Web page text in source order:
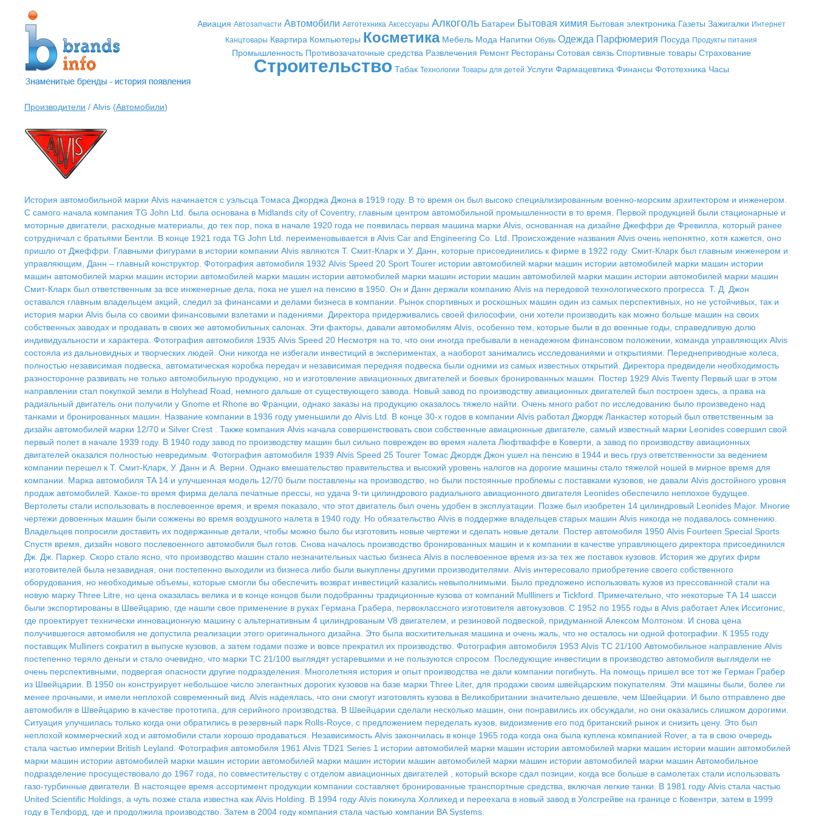
Авиация Автозапчасти Автомобили Автотехника Аксессуары Алкоголь Батареи Бытовая химия Бытовая электроника Газеты Зажигалки Интернет
Канцтовары Квартира Компьютеры Косметика Мебель Мода Напитки Обувь Одежда Парфюмерия Посуда Продукты питания
Промышленность Противозачаточные средства Развлечения Ремонт Рестораны Сотовая связь Спортивные товары Страхование
Строительство Табак Технологии Товары для детей Услуги Фармацевтика Финансы Фототехника Часы
Производители / Alvis (Автомобили)
История автомобильной марки Alvis начинается с уэльсца Томаса Джорджа Джона в 1919 году. В то время он был высоко специализированным военно-морским архитектором и инженером.
С самого начала компания TG John Ltd. была основана в Midlands city of Coventry, главным центром автомобильной промышленности в то время. Первой продукцией были стационарные и
моторные двигатели, расходные материалы, до тех пор, пока в начале 1920 года не появилась первая машина марки Alvis, основанная на дизайне Джеффри де Фревилла, который ранее
сотрудничал с братьями Бентли. В конце 1921 года TG John Ltd. переименовывается в Alvis Car and Engineering Co. Ltd. Происхождение названия Alvis очень непонятно, хотя кажется, оно
пришло от Джеффри. Главными фигурами в истории компании Alvis являются Т. Смит-Кларк и У. Данн, которые присоединились к фирме в 1922 году. Смит-Кларк был главным инженером и
управляющим, Данн – главный конструктор. Фотография автомобиля 1932 Alvis Speed 20 Sport Tourer истории автомобилей марки машин истории автомобилей марки машин истории
машин автомобилей марки машин истории автомобилей марки машин истории автомобилей марки машин истории машин автомобилей марки машин истории автомобилей марки машин
Смит-Кларк был ответственным за все инженерные дела, пока не ушел на пенсию в 1950. Он и Данн держали компанию Alvis на передовой технологического прогресса. Т. Д. Джон
оставался главным владельцем акций, следил за финансами и делами бизнеса в компании. Рынок спортивных и роскошных машин один из самых перспективных, но не устойчивых, так и
история марки Alvis была со своими финансовыми взлетами и падениями. Директора придерживались своей философии, они хотели производить как можно больше машин на своих
собственных заводах и продавать в своих же автомобильных салонах. Эти факторы, давали автомобилям Alvis, особенно тем, которые были в до военные годы, справедливую долю
индивидуальности и характера. Фотография автомобиля 1935 Alvis Speed 20 Несмотря на то, что они иногда пребывали в ненадежном финансовом положении, команда управляющих Alvis
состояла из дальновидных и творческих людей. Они никогда не избегали инвестиций в экспериментах, а наоборот занимались исследованиями и открытиями. Переднеприводные колеса,
полностью независимая подвеска, автоматическая коробка передач и независимая передняя подвеска были одними из самых известных открытий. Директора предвидели необходимость
разносторонне развивать не только автомобильную продукцию, но и изготовление авиационных двигателей и боевых бронированных машин. Постер 1929 Alvis Twenty Первый шаг в этом
направлении стал покупкой земли в Holyhead Road, немного дальше от существующего завода. Новый завод по производству авиационных двигателей был построен здесь, а права на
радиальный двигатель они получили у Gnome et Rhone во Франции, однако заказы на продукцию оказалось тяжело найти. Очень много работ по исследованию было произведено над
танками и бронированных машин. Название компании в 1936 году уменьшили до Alvis Ltd. В конце 30-х годов в компании Alvis работал Джордж Ланкастер который был ответственным за
дизайн автомобилей марки 12/70 и Silver Crest . Также компания Alvis начала совершенствовать свои собственные авиационные двигателе, самый известный марки Leonides совершил свой
первый полет в начале 1939 году. В 1940 году завод по производству машин был сильно поврежден во время налета Люфтваффе в Коверти, а завод по производству авиационных
двигателей оказался полностью невредимым. Фотография автомобиля 1939 Alvis Speed 25 Tourer Томас Джордж Джон ушел на пенсию в 1944 и весь груз ответственности за ведением
компании перешел к Т. Смит-Кларк, У. Данн и А. Верни. Однако вмешательство правительства и высокий уровень налогов на дорогие машины стало тяжелой ношей в мирное время для
компании. Марка автомобиля TA 14 и улучшенная модель 12/70 были поставлены на производство, но были постоянные проблемы с поставками кузовов, не давали Alvis достойного уровня
продаж автомобилей. Какое-то время фирма делала печатные прессы, но удача 9-ти цилиндрового радиального авиационного двигателя Leonides обеспечило неплохое будущее.
Вертолеты стали использовать в послевоенное время, и время показало, что этот двигатель был очень удобен в эксплуатации. Позже был изобретен 14 цилиндровый Leonides Major. Многие
чертежи довоенных машин были сожжены во время воздушного налета в 1940 году. Но обязательство Alvis в поддержке владельцев старых машин Alvis никогда не подавалось сомнению.
Владельцев попросили доставить их подержанные детали, чтобы можно было бы изготовить новые чертежи и сделать новые детали. Постер автомобиля 1950 Alvis Fourteen Special Sports
Спустя время, дизайн нового послевоенного автомобиля был готов. Снова началось производство бронированных машин и к компании в качестве управляющего директора присоединился
Дж. Дж. Паркер. Скоро стало ясно, что производство машин стало незначительных частью бизнеса Alvis в послевоенное время из-за тех же поставок кузовов. История же других фирм
изготовителей была незавидная, они постепенно выходили из бизнеса либо были выкуплены другими производителями. Alvis интересовало приобретение своего собственного
оборудования, но необходимые объемы, которые смогли бы обеспечить возврат инвестиций казались невыполнимыми. Было предложено использовать кузов из прессованной стали на
новую марку Three Litre, но цена оказалась велика и в конце концов были подобранны традиционные кузова от компаний Mullliners и Tickford. Примечательно, что некоторые ТА 14 шасси
были экспортированы в Швейцарию, где нашли свое применение в руках Германа Грабера, первоклассного изготовителя автокузовов. С 1952 по 1955 годы в Alvis работает Алек Иссигонис,
где проектирует технически инновационную машину с альтернативным 4 цилиндрованым V8 двигателем, и резиновой подвеской, придуманной Алексом Молтоном. И снова цена
получившегося автомобиля не допустила реализации этого оригинального дизайна. Это была восхитительная машина и очень жаль, что не осталось ни одной фотографии. К 1955 году
поставщик Mulliners сократил в выпуске кузовов, а затем годами позже и вовсе прекратил их производство. Фотография автомобиля 1953 Alvis TC 21/100 Автомобильное направление Alvis
постепенно теряло деньги и стало очевидно, что марки ТС 21/100 выглядят устаревшими и не пользуются спросом. Последующие инвестиции в производство автомобиля выглядели не
очень перспективными, подвергая опасности другие подразделения. Многолетняя история и опыт производства не дали компании погибнуть. На помощь пришел все тот же Герман Грабер
из Швейцарии. В 1950 он конструирует небольшое число элегантных дорогих кузовов на базе марки Three Liter, для продажи своим швейцарским покупателям. Эти машины были, более ли
менее прочными, и имели неплохой современный вид. Alvis надеялась, что они смогут изготовлять кузова в Великобритании значительно дешевле, чем Швейцарии. И было отправлено две
автомобиля в Швейцарию в качестве прототипа, для серийного производства. В Швейцарии сделали несколько машин, они понравились их обсуждали, но они оказались слишком дорогими.
Ситуация улучшилась только когда они обратились в резервный парк Rolls-Royce, с предложением переделать кузов, видоизменив его под британский рынок и снизить цену. Это был
неплохой коммерческий ход и автомобили стали хорошо продаваться. Независимость Alvis закончилась в конце 1965 года когда она была куплена компанией Rover, а та в свою очередь
стала частью империи British Leyland. Фотография автомобиля 1961 Alvis TD21 Series 1 истории автомобилей марки машин истории автомобилей марки машин истории машин автомобилей
марки машин истории автомобилей марки машин истории автомобилей марки машин истории машин автомобилей марки машин истории автомобилей марки машин Автомобильное
подразделение просуществовало до 1967 года, по совместительству с отделом авиационных двигателей , который вскоре сдал позиции, когда все больше в самолетах стали использовать
газо-турбинные двигатели. В настоящее время ассортимент продукции компании составляет бронированные транспортные средства, включая легкие танки. В 1981 году Alvis стала частью
United Scientific Holdings, а чуть позже стала известна как Alvis Holding. В 1994 году Alvis покинула Холлихед и переехала в новый завод в Уолсгрейве на границе с Ковентри, затем в 1999
году в Телфорд, где и продолжила производство. Затем в 2004 году компания стала частью компании BA Systems.